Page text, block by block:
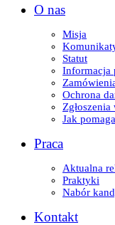
O nas
Misja
Statut
Informacja
Ochrona
Jak
Praca
Aktualna
Praktyki
Nabór
Kontakt